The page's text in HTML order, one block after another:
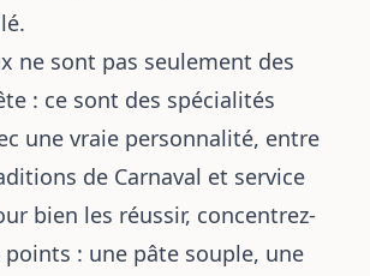
ne sont pas seulement des
: ce sont des spécialités
une vraie personnalité, entre
de Carnaval et service
bien les réussir, concentrez-
: une pâte souple, une